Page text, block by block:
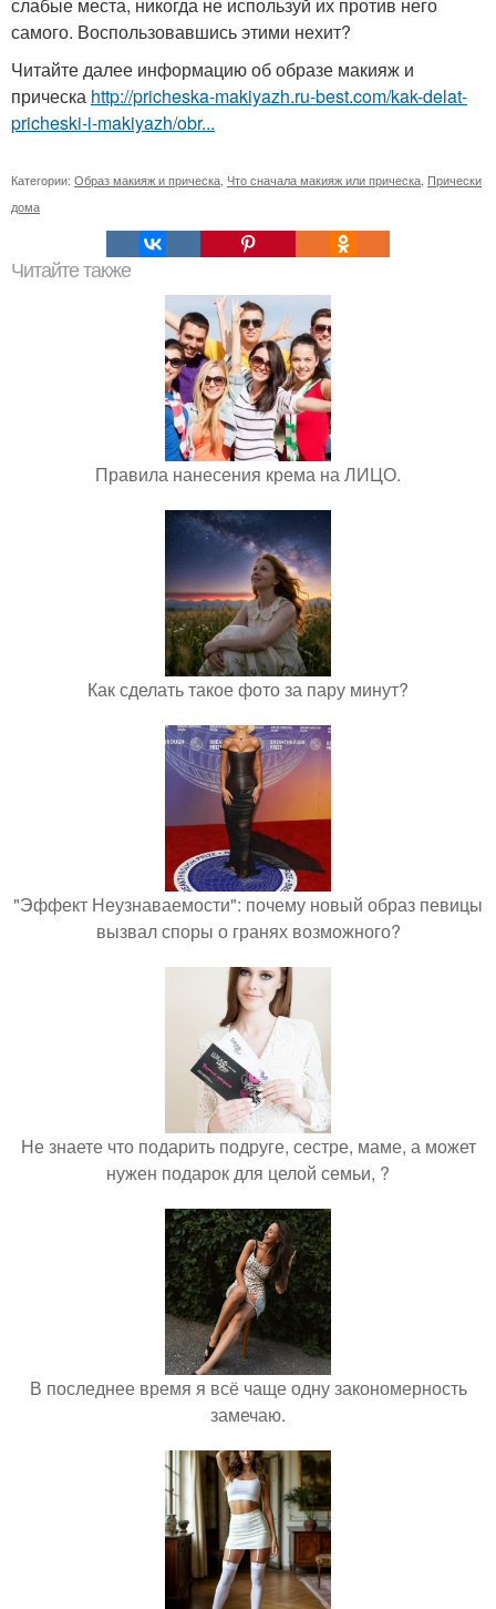
самого. Воспользовавшись этими нехит?
Читайте далее информацию об образе макияж и
прическа http://pricheska-makiyazh.ru-best.com/kak-delat-
pricheski-i-makiyazh/obr...
Категории: Образ макияж и прическа Что сначала макияж или прическа Прически
дома
Читайте также
Правила нанесения крема на ЛИЦО.
Как сделать такое фото за пару минут?
"Эффект Неузнаваемости": почему новый образ певицы
вызвал споры о гранях возможного?
Не знаете что подарить подруге, сестре, маме, а может
нужен подарок для целой семьи, ?
В последнее время я всё чаще одну закономерность
замечаю.